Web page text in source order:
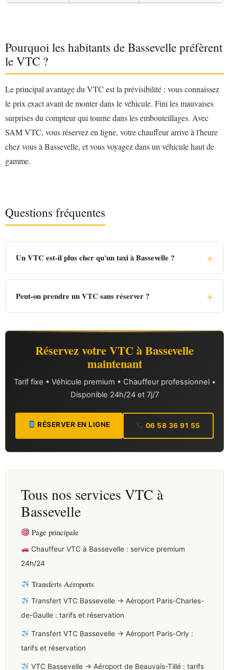
Pourquoi les habitants de Bassevelle préfèrent
le VTC ?
Le principal avantage du VTC est la prévisibilité : vous connaissez
le prix exact avant de monter dans le véhicule. Fini les mauvaises
surprises du compteur qui tourne dans les embouteillages. Avec
SAM VTC, vous réservez en ligne, votre chauffeur arrive à l'heure
chez vous à Bassevelle, et vous voyagez dans un véhicule haut de
gamme.
Questions fréquentes
Un VTC est-il plus cher qu'un taxi à Bassevelle ? +
Peut-on prendre un VTC sans réserver ? +
Réservez votre VTC à Bassevelle
maintenant
Tarif fixe • Véhicule premium • Chauffeur professionnel •
Disponible 24h/24 et 7j/7
RÉSERVER EN LIGNE 06 58 36 91 55
Tous nos services VTC à
Bassevelle
Page principale
Chauffeur VTC à Bassevelle : service premium
24h/24
Transferts Aéroports
Transfert VTC Bassevelle → Aéroport Paris-Charles-
de-Gaulle : tarifs et réservation
Transfert VTC Bassevelle → Aéroport Paris-Orly :
tarifs et réservation
VTC Bassevelle → Aéroport de Beauvais-Tillé : tarifs